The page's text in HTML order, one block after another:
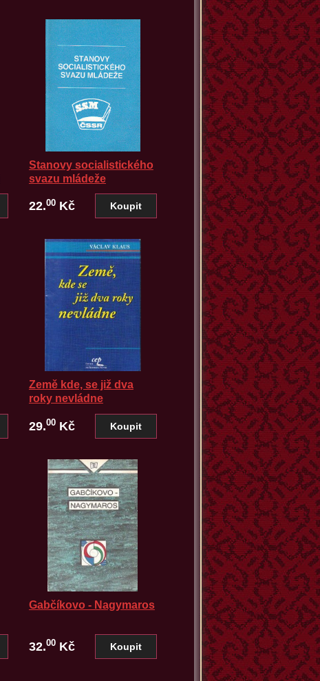
Stanovy socialistického
svazu mládeže
22.00Kč
Země kde, se již dva
roky nevládne
29.00Kč
Gabčíkovo - Nagymaros
32.00Kč